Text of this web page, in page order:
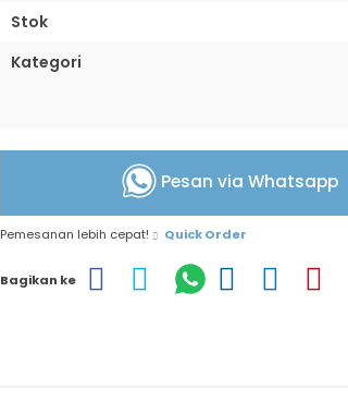
Stok
Kategori
Pesan via Whatsapp
Pemesanan lebih cepat! Quick Order
Bagikan ke